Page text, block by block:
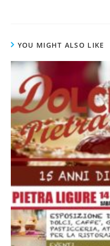
YOU MIGHT ALSO LIKE